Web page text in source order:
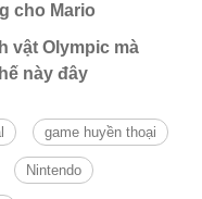
cho Mario
vật Olympic mà
này đây
game huyền thoại
Nintendo